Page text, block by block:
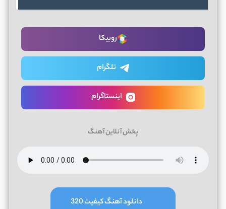
روبیکا
تلگرام
اینستاگرام
پخش آنلاین آهنگ
دانلود آهنگ کیفیت 320